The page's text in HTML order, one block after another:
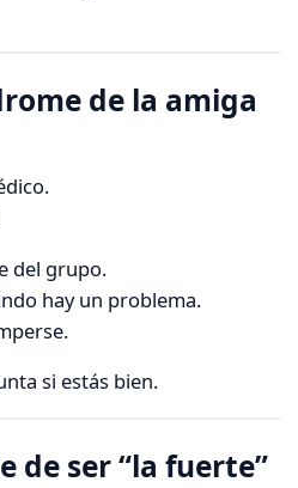
de la amiga
del grupo.
hay un problema.
si estás bien.
de ser “la fuerte”